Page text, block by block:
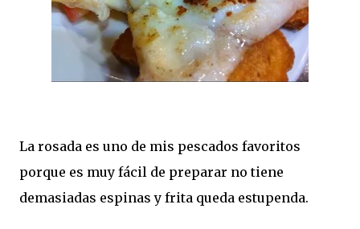
La rosada es uno de mis pescados favoritos
porque es muy fácil de preparar no tiene
demasiadas espinas y frita queda estupenda.